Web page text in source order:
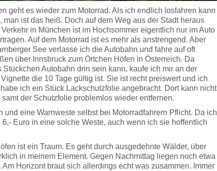
geht es wieder zum Motorrad. Als ich endlich losfahren kann
ist das heiß. Doch auf dem Weg aus der Stadt heraus
in München ist im Hochsommer eigentlich nur im Auto
Auf dem Motorrad ist es mehr als anstrengend. Aber
See verlasse ich die Autobahn und fahre auf oft
über Innsbruck zum Örtchen Höfen in Österreich. Da
Autobahn drin sein kann, kaufe ich mir an der
die 10 Tage gültig ist. Sie ist recht preiswert und ich
ich ein Stück Lackschutzfolie angebracht. Dort kann nicht
der Schutzfolie problemlos wieder entfernen.
und eine Warnweste selbst bei Motorradfahrern Pflicht. Da ich
Euro in eine solche Weste, auch wenn ich sie hoffentlich
ist ein Traum. Es geht durch ausgedehnte Wälder, über
in meinem Element. Gegen Nachmittag liegen noch etwa
Horizont braut sich allerdings echt was zusammen. Immer